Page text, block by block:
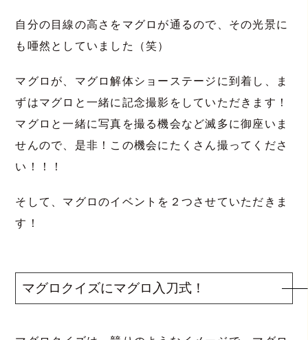
自分の目線の高さをマグロが通るので、その光景に
も唖然としていました（笑）
マグロが、マグロ解体ショーステージに到着し、ま
ずはマグロと一緒に記念撮影をしていただきます！
マグロと一緒に写真を撮る機会など滅多に御座いま
せんので、是非！この機会にたくさん撮ってくださ
い！！！
そして、マグロのイベントを２つさせていただきま
す！
マグロクイズにマグロ入刀式！